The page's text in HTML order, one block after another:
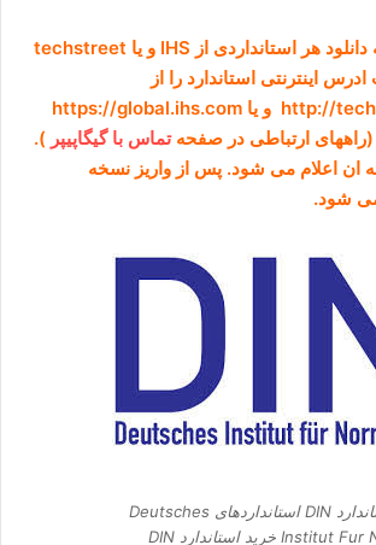
در صورتی که نیاز به دانلود هر استانداردی از IHS و یا techstreet
اینترنتی استاندارد را از
سایت http://techstreet.com و یا https://global.ihs.com
(راههای ارتباطی در صفحهتماس با گیگاپیپر ).
ان اعلام می شود. پس از واریز نسخه
می شود.
دانلود استاندارد DIN استانداردهای Deutsches
Institut Fur Normung خرید استاندارد DIN